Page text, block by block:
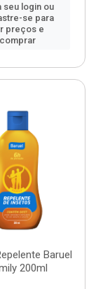
seu login ou
se para
preços e
comprar
Baruel
200ml